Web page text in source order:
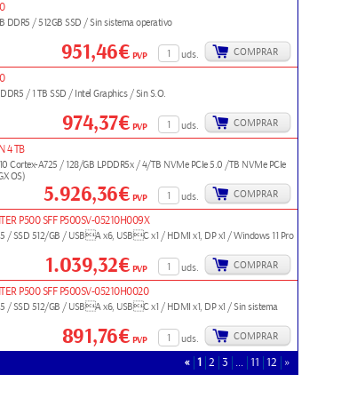
DDR5 / 512GB SSD / Sin sistema operativo
uds. COMPRAR
951,46€PVP
/ 1 TB SSD / Intel Graphics / Sin S.O.
uds. COMPRAR
974,37€PVP
4 TB
Cortex-A725 / 128/GB LPDDR5x / 4/TB NVMe PCIe 5.0 /TB NVMe PCIe
OS)
uds. COMPRAR
5.926,36€PVP
P500 SFF P500SV-05210H009X
/ SSD 512/GB / USBA x6, USBC x1 / HDMI x1, DP x1 / Windows 11 Pro
uds. COMPRAR
1.039,32€PVP
P500 SFF P500SV-05210H0020
/ SSD 512/GB / USBA x6, USBC x1 / HDMI x1, DP x1 / Sin sistema
uds. COMPRAR
891,76€PVP
« 1 2 3 … 11 12 »